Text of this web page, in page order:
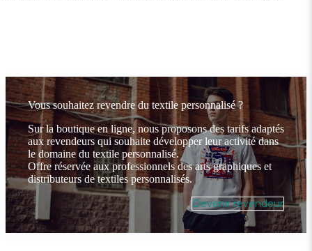
Vous souhaitez revendre du textile personnalisé ?
Sur la boutique en ligne, nous proposons des tarifs adaptés
aux revendeurs qui souhaite développer leur activité dans
le domaine du textile personnalisé.
Offre réservée aux professionnels des arts graphiques et
distributeurs de textiles personnalisés.
Devenir revendeur